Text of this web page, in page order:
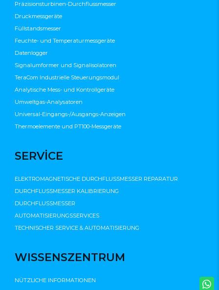
Präzisionsturbinen-Durchflussmesser
Druckmessgeräte
Füllstandsmesser
Feuchte- und Temperaturmessgeräte
Datenlogger
Signalumformer und Signalisolatoren
TeraCom Industrielle Steuerungsmodul
Analytische Mess- und Kontrollgeräte
Umweltgas-Analysatoren
Universal-Eingangs-/Ausgangs-Anzeigen
Thermoelemente und PT100-Messgeräte
SERVİCE
ELEKTROMAGNETISCHE DURCHFLUSSMESSER REPARATUR
DURCHFLUSSMESSER KALIBRIERUNG
DURCHFLUSSMESSER
AUTOMATISIERUNGSSERVICES
TECHNISCHER SERVICE & AUTOMATISIERUNG
WISSENSZENTRUM
NÜTZLICHE INFORMATIONEN